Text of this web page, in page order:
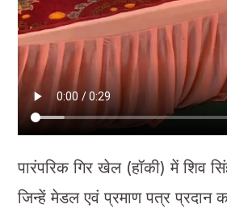
पारंपरिक गिर खेल (हॉकी) में शिव
जिन्हें मेडल एवं प्रमाण पत्र प्रदान